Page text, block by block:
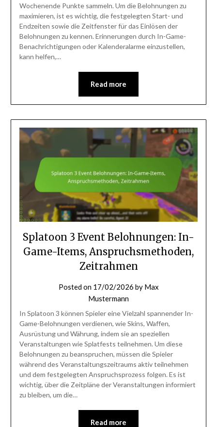
Wochenende Punkte sammeln. Um die Belohnungen zu
maximieren, ist es wichtig, die festgelegten Start- und
Endzeiten sowie die Zeitfenster für das Einlösen der
Belohnungen zu kennen. Erinnerungen durch In-Game-
Benachrichtigungen oder Kalenderalarme einzustellen,
kann helfen,…
Read more
Splatoon 3 Event Belohnungen: In-
Game-Items, Anspruchsmethoden,
Zeitrahmen
Posted on 17/02/2026 by Max
Mustermann
In Splatoon 3 können Spieler eine Vielzahl spannender In-
Game-Belohnungen verdienen, wie Skins, Waffen,
Ausrüstung und Währung, indem sie an speziellen
Veranstaltungen wie Splatfests teilnehmen. Um diese
Belohnungen zu beanspruchen, müssen die Spieler
während des Veranstaltungszeitraums aktiv teilnehmen
und dem festgelegten Anspruchsprozess folgen. Es ist
wichtig, über die Zeitpläne der Veranstaltungen informiert
zu bleiben, um die…
Read more